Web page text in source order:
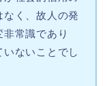
く、故人の発
常識であり
ないことでし